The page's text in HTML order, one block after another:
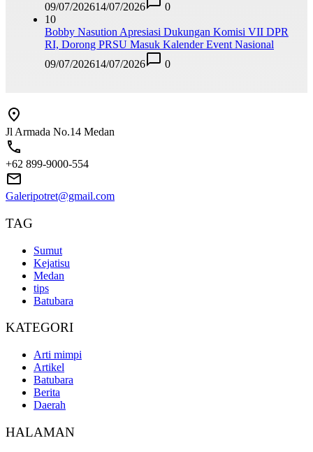
09/07/202614/07/2026
0
10
Bobby Nasution Apresiasi Dukungan Komisi VII DPR
RI, Dorong PRSU Masuk Kalender Event Nasional
09/07/202614/07/2026 0
Jl Armada No.14 Medan
+62 899-9000-554
Galeripotret@gmail.com
TAG
Sumut
Kejatisu
Medan
tips
Batubara
KATEGORI
Arti mimpi
Artikel
Batubara
Berita
Daerah
HALAMAN